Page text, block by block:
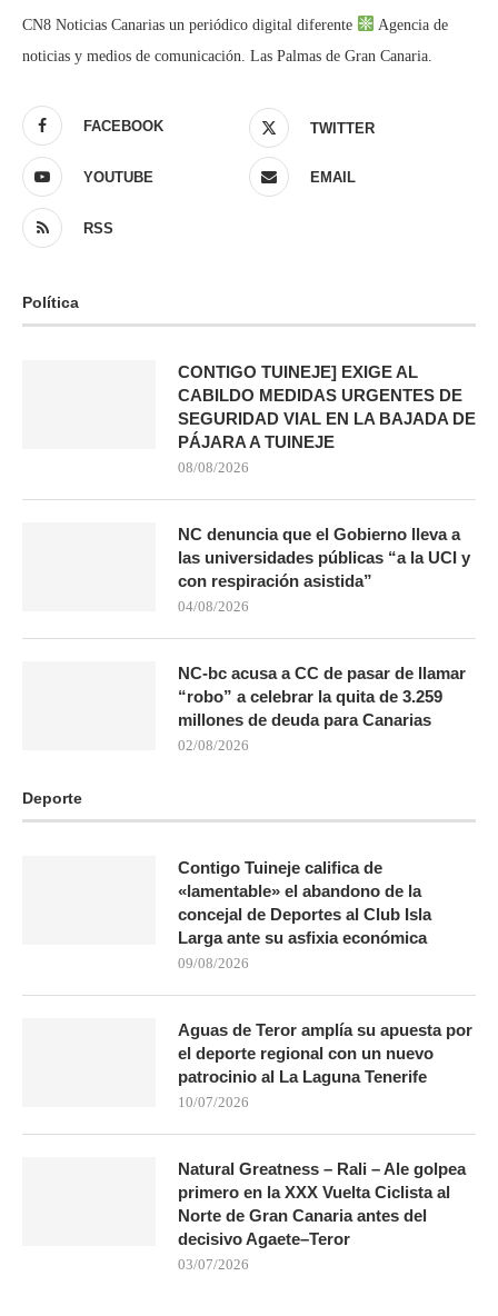
CN8 Noticias Canarias un periódico digital diferente
Agencia de
noticias y medios de comunicación. Las Palmas de Gran Canaria.
FACEBOOK TWITTER
YOUTUBE EMAIL
RSS
Política
CONTIGO TUINEJE] EXIGE AL
CABILDO MEDIDAS URGENTES DE
SEGURIDAD VIAL EN LA BAJADA DE
PÁJARA A TUINEJE
08/08/2026
NC denuncia que el Gobierno lleva a
las universidades públicas “a la UCI y
con respiración asistida”
04/08/2026
NC-bc acusa a CC de pasar de llamar
“robo” a celebrar la quita de 3.259
millones de deuda para Canarias
02/08/2026
Deporte
Contigo Tuineje califica de
«lamentable» el abandono de la
concejal de Deportes al Club Isla
Larga ante su asfixia económica
09/08/2026
Aguas de Teror amplía su apuesta por
el deporte regional con un nuevo
patrocinio al La Laguna Tenerife
10/07/2026
Natural Greatness – Rali – Ale golpea
primero en la XXX Vuelta Ciclista al
Norte de Gran Canaria antes del
decisivo Agaete–Teror
03/07/2026